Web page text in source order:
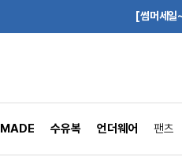
[썸머세
MADE 수유복 언더웨어 팬츠